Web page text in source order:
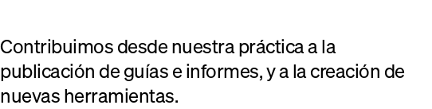
Contribuimos desde nuestra práctica a la
publicación de guías e informes, y a la creación de
nuevas herramientas.